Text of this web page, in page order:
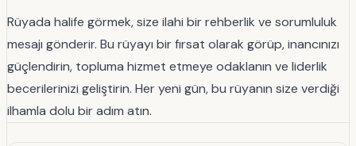
Rüyada halife görmek, size ilahi bir rehberlik ve sorumluluk
mesajı gönderir. Bu rüyayı bir fırsat olarak görüp, inancınızı
güçlendirin, topluma hizmet etmeye odaklanın ve liderlik
becerilerinizi geliştirin. Her yeni gün, bu rüyanın size verdiği
ilhamla dolu bir adım atın.